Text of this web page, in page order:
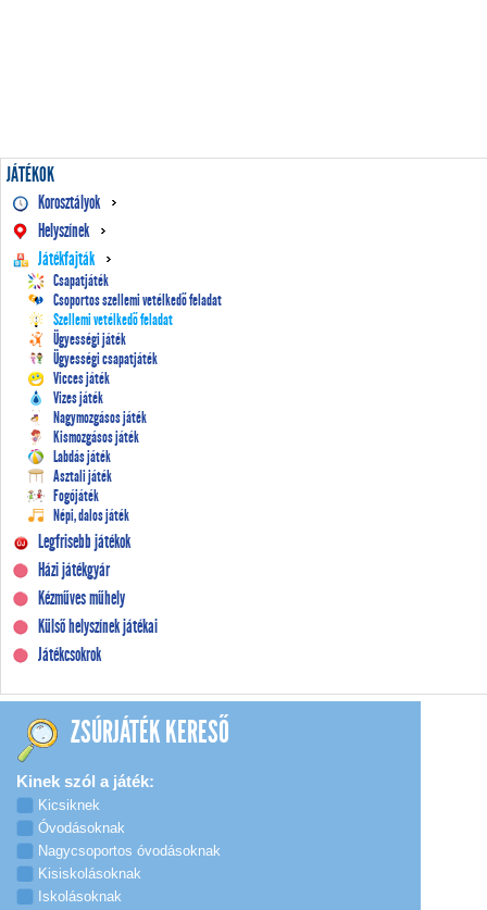
JÁTÉKOK
Korosztályok
Helyszínek
Játékfajták
Csapatjáték
Csoportos szellemi vetélkedő feladat
Szellemi vetélkedő feladat
Ügyességi játék
Ügyességi csapatjáték
Vicces játék
Vizes játék
Nagymozgásos játék
Kismozgásos játék
Labdás játék
Asztali játék
Fogójáték
Népi, dalos játék
Legfrisebb játékok
Házi játékgyár
Kézműves műhely
Külső helyszínek játékai
Játékcsokrok
ZSÚRJÁTÉK KERESŐ
Kinek szól a játék:
Kicsiknek
Óvodásoknak
Nagycsoportos óvodásoknak
Kisiskolásoknak
Iskolásoknak